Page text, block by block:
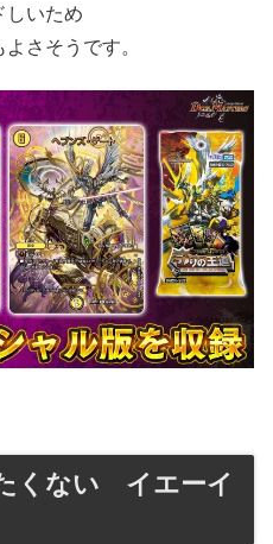
しいため
さそうです。
くない イエーイ